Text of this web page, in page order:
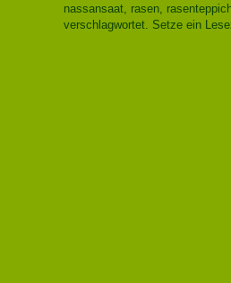
nassansaat, rasen,
verschlagwortet. Setze ein